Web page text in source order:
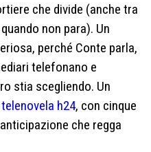
che divide (anche tra
non para). Un
perché Conte parla,
telefonano e
stia scegliendo. Un
h24, con cinque
che regga